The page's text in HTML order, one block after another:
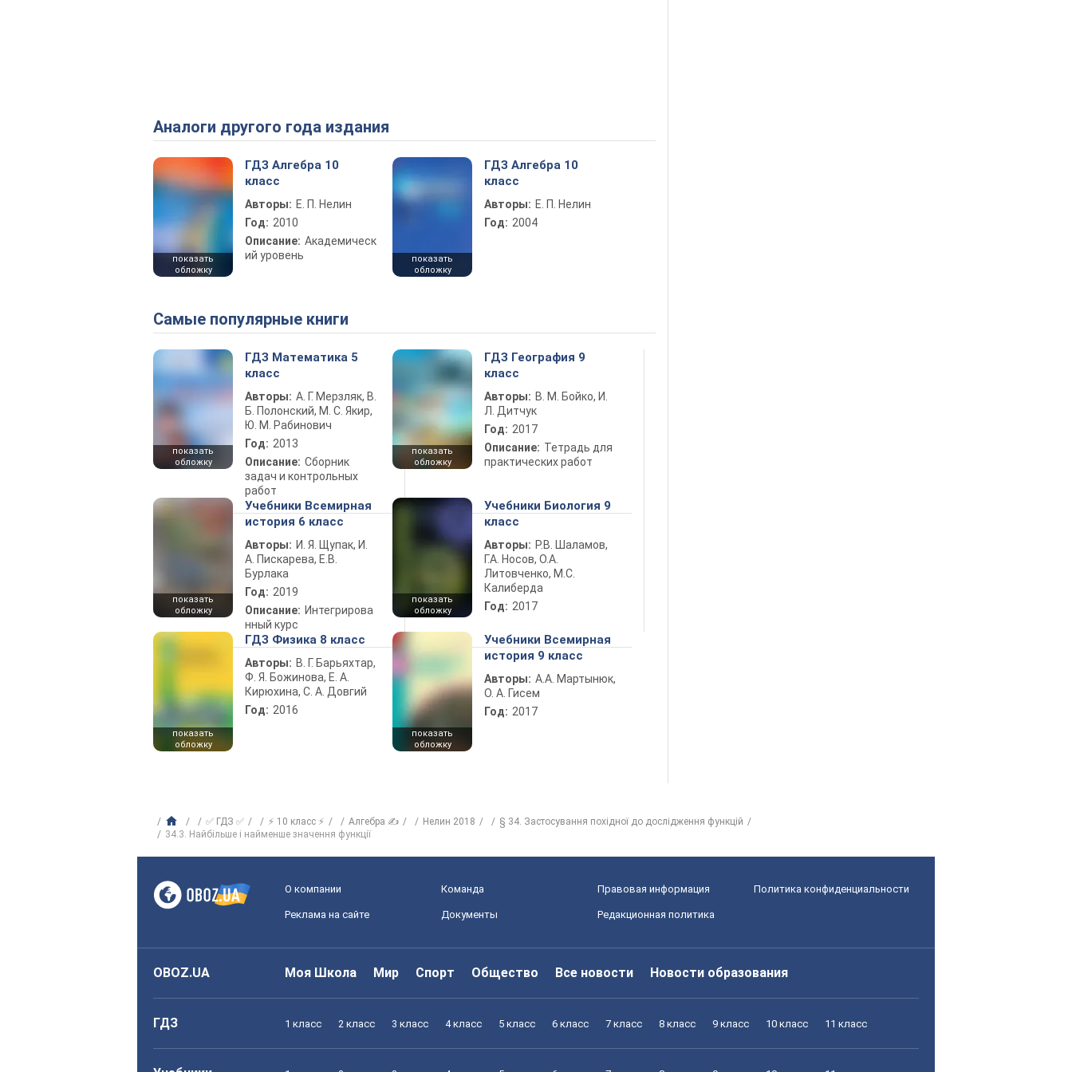
Аналоги другого года издания
показать
обложку
ГДЗ Алгебра 10
класс
Авторы: Е. П. Нелин
Год: 2010
Описание: Академическ
ий уровень
показать
обложку
ГДЗ Алгебра 10
класс
Авторы: Е. П. Нелин
Год: 2004
Самые популярные книги
показать
обложку
ГДЗ Математика 5
класс
Авторы: А. Г. Мерзляк, В.
Б. Полонский, М. С. Якир,
Ю. М. Рабинович
Год: 2013
Описание: Сборник
задач и контрольных
работ
показать
обложку
ГДЗ География 9
класс
Авторы: В. М. Бойко, И.
Л. Дитчук
Год: 2017
Описание: Тетрадь для
практических работ
показать
обложку
Учебники Всемирная
история 6 класс
Авторы: И. Я. Щупак, И.
А. Пискарева, Е.В.
Бурлака
Год: 2019
Описание: Интегрирова
нный курс
показать
обложку
Учебники Биология 9
класс
Авторы: Р.В. Шаламов,
Г.А. Носов, О.А.
Литовченко, М.С.
Калиберда
Год: 2017
показать
обложку
ГДЗ Физика 8 класс
Авторы: В. Г. Барьяхтар,
Ф. Я. Божинова, Е. А.
Кирюхина, С. А. Довгий
Год: 2016
показать
обложку
Учебники Всемирная
история 9 класс
Авторы: А.А. Мартынюк,
О. А. Гисем
Год: 2017
✅ ГДЗ ✅ ⚡ 10 класс ⚡ Алгебра ✍ Нелин 2018
§ 34. Застосування похідної до дослідження функцій
34.3. Найбільше і найменше значення функції
О компании Команда Правовая информация Политика конфиденциальности
Реклама на сайте Документы Редакционная политика
OBOZ.UA Моя Школа Мир Спорт Общество Все новости Новости образования
ГДЗ 1 класс 2 класс 3 класс 4 класс 5 класс 6 класс 7 класс 8 класс 9 класс 10 класс 11 класс